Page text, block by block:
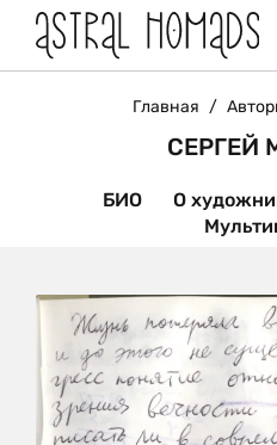
Главная /
СЕРГЕЙ
БИО О